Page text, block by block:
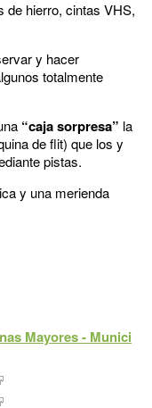
de hierro, cintas VHS,
y hacer
totalmente
“caja sorpresa” la
de flit) que los y
pistas.
y una merienda
Mayores - Munici